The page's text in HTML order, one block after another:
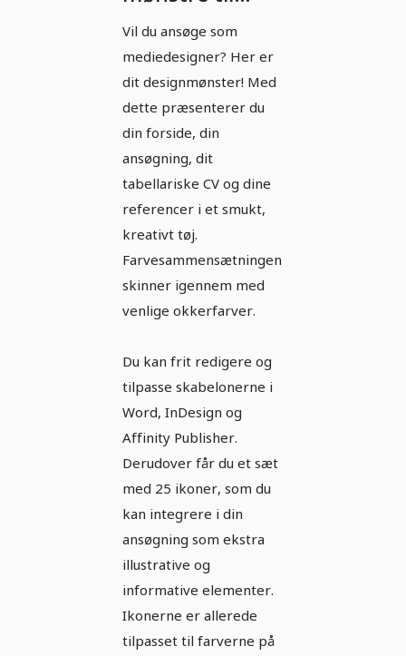
ansøgning som
mediedesigner:
venlige
okkerfarver.
Vil du ansøge som
mediedesigner? Her er
dit designmønster! Med
dette præsenterer du
din forside, din
ansøgning, dit
tabellariske CV og dine
referencer i et smukt,
kreativt tøj.
Farvesammensætningen
skinner igennem med
venlige okkerfarver.
Du kan frit redigere og
tilpasse skabelonerne i
Word, InDesign og
Affinity Publisher.
Derudover får du et sæt
med 25 ikoner, som du
kan integrere i din
ansøgning som ekstra
illustrative og
informative elementer.
Ikonerne er allerede
tilpasset til farverne på